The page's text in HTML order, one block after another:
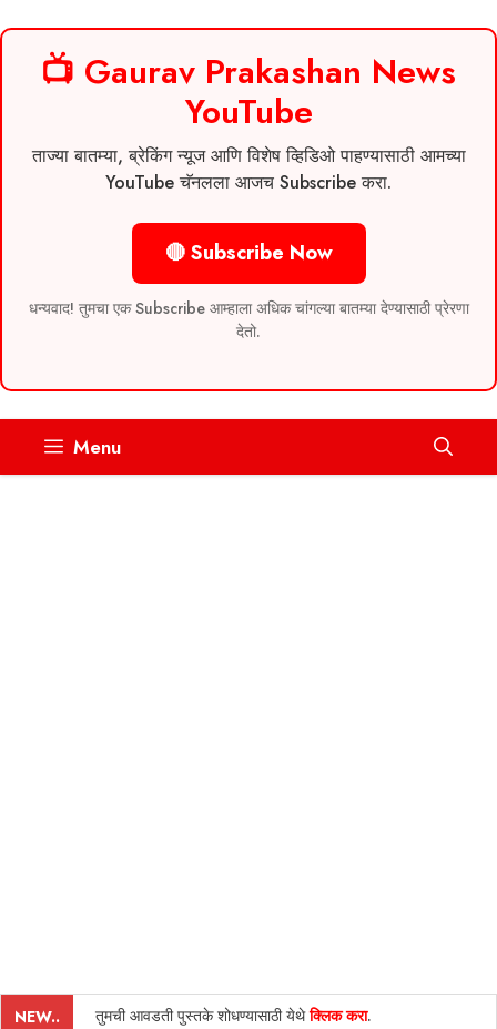
📺 Gaurav Prakashan News
YouTube
ताज्या बातम्या, ब्रेकिंग न्यूज आणि विशेष व्हिडिओ पाहण्यासाठी आमच्या
YouTube चॅनलला आजच Subscribe करा.
🔴 Subscribe Now
धन्यवाद! तुमचा एक Subscribe आम्हाला अधिक चांगल्या बातम्या देण्यासाठी प्रेरणा
देतो.
Menu
NEW.. तुमची आवडती पुस्तके शोधण्यासाठी येथेक्लिक करा.